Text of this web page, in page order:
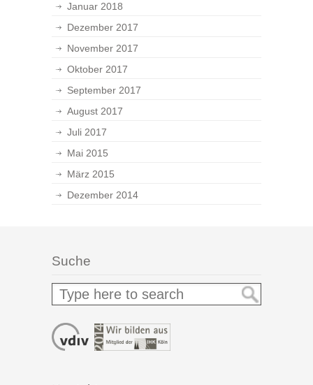
Januar 2018
Dezember 2017
November 2017
Oktober 2017
September 2017
August 2017
Juli 2017
Mai 2015
März 2015
Dezember 2014
Suche